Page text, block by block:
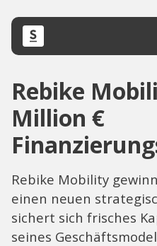
Rebike
Million €
Rebike Mobility
einen neuen
sichert sich frisches
seines